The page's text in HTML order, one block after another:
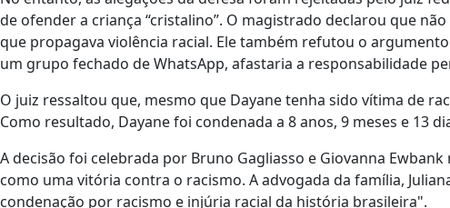
de ofender a criança “cristalino”. O magistrado declarou que
que propagava violência racial. Ele também refutou o
um grupo fechado de WhatsApp, afastaria a responsabilidade
O juiz ressaltou que, mesmo que Dayane tenha sido vítima de
Como resultado, Dayane foi condenada a 8 anos, 9 meses e 13
A decisão foi celebrada por Bruno Gagliasso e Giovanna
como uma vitória contra o racismo. A advogada da família,
condenação por racismo e injúria racial da história brasileira".